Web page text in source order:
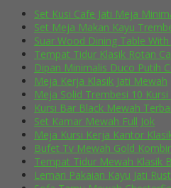
Set Kusi Cafe Jati Meja
Set Meja Makan Kayu
Suar Wood Dining Table
Tempat Tidur Klasik Rotan
Dipan Minimalis Duco Putih
Meja Kerja Klasik Jati Mewah
Meja Solid Trembesi 10
Kursi Bar Black Mewah
Set Kamar Mewah Full Jok
Meja Kursi Kerja Kantor
Bufet Tv Mewah Gold
Tempat Tidur Mewah Klasik
Lemari Pakaian Kayu Jati